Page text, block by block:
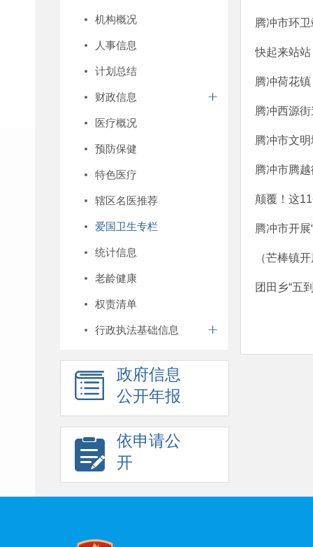
机构概况
人事信息
计划总结
财政信息
医疗概况
预防保健
特色医疗
辖区名医推荐
爱国卫生专栏
统计信息
老龄健康
权责清单
行政执法基础信息
政府信息
公开年报
依申请公
开
腾冲市环
快起来站
腾冲荷花
腾冲西源
腾冲市文
腾冲市腾
颠覆！这
腾冲市开展
（芒棒镇
团田乡“五